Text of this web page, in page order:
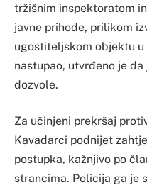
tržišnim inspektoratom
javne prihode, prilikom
ugostiteljskom objektu u
nastupao, utvrđeno je
dozvole.
Za učinjeni prekršaj
Kavadarci podnijet
postupka, kažnjivo po
strancima. Policija ga je